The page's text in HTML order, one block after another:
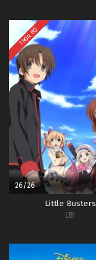
TRỌN BỘ
26/26
Little Busters
LB!